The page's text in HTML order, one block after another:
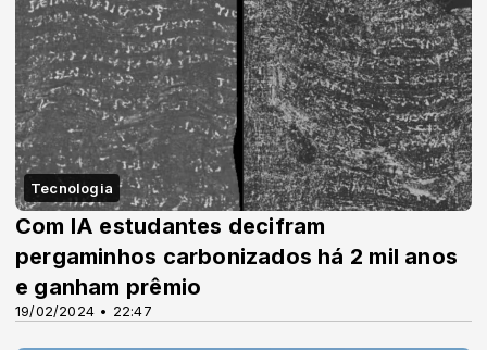
Tecnologia
19/02/2024 • 22:47
Com IA estudantes decifram
pergaminhos carbonizados há 2 mil anos
e ganham prêmio